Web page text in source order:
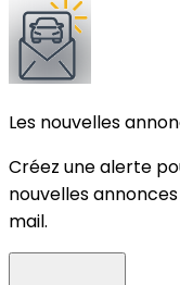
Les nouvelles
Créez une alerte
nouvelles
mail.